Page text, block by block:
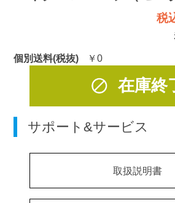
税
個別送料(税抜)
￥0
在庫終
サポート&サービス
取扱説明書